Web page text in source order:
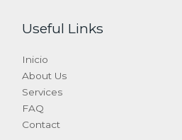
Useful Links
Inicio
About Us
Services
FAQ
Contact